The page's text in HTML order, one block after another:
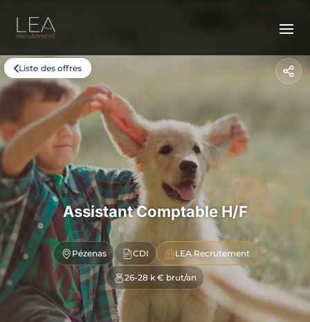
Liste des offres
Assistant Comptable H/F
Pézenas CDI LEA Recrutement
26-28 k € brut/an